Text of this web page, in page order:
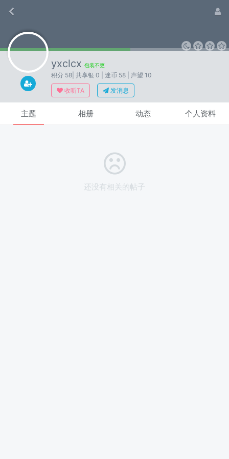
yxclcx 包装不更
积分 58 | 共享银 0 | 迷币 58
| 声望 10
收听TA
发消息
主题 相册 动态 个人资料
还没有相关的帖子